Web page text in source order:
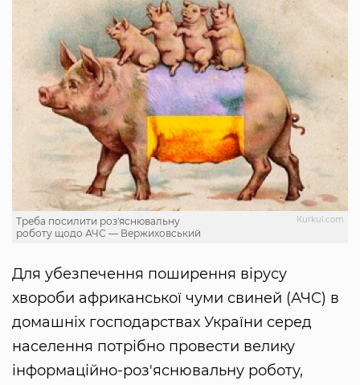
Кurkul.com
Треба посилити роз'яснювальну
роботу щодо АЧС — Вержиховський
Для убезпечення поширення вірусу
хвороби африканської чуми свиней (АЧС) в
домашніх господарствах України серед
населення потрібно провести велику
інформаційно-роз'яснювальну роботу,